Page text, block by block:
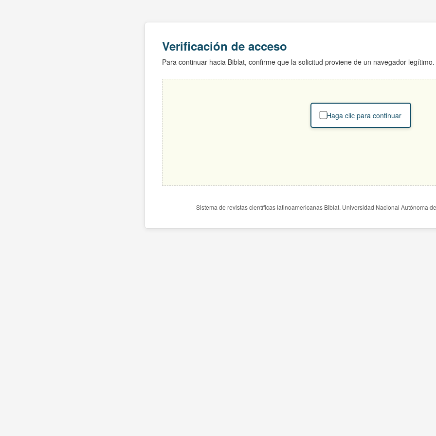
Verificación de acceso
Para continuar hacia Biblat, confirme que la solicitud proviene de un navegador legítimo.
Haga clic para continuar
Sistema de revistas científicas latinoamericanas Biblat. Universidad Nacional Autónoma